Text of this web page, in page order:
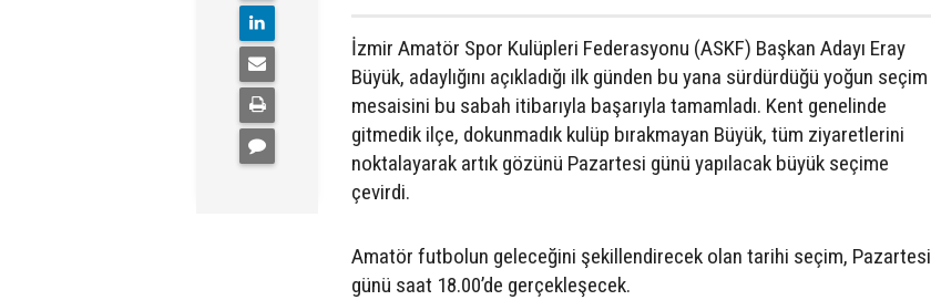
İzmir Amatör Spor Kulüpleri Federasyonu (ASKF) Başkan Adayı Eray
Büyük, adaylığını açıkladığı ilk günden bu yana sürdürdüğü yoğun seçim
mesaisini bu sabah itibarıyla başarıyla tamamladı. Kent genelinde
gitmedik ilçe, dokunmadık kulüp bırakmayan Büyük, tüm ziyaretlerini
noktalayarak artık gözünü Pazartesi günü yapılacak büyük seçime
çevirdi.
Amatör futbolun geleceğini şekillendirecek olan tarihi seçim, Pazartesi
günü saat 18.00’de gerçekleşecek.